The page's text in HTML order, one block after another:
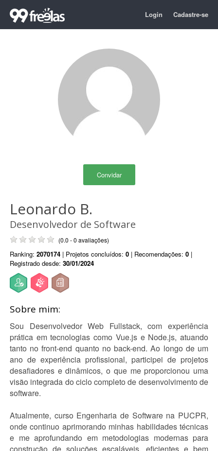
Login Cadastre-se
Convidar
Leonardo B.
Desenvolvedor de Software
(0.0 - 0 avaliações)
Ranking: 2070174 | Projetos concluídos: 0 | Recomendações: 0 |
Registrado desde: 30/01/2024
Sobre mim:
Sou Desenvolvedor Web Fullstack, com experiência
prática em tecnologias como Vue.js e Node.js, atuando
tanto no front-end quanto no back-end. Ao longo de um
ano de experiência profissional, participei de projetos
desafiadores e dinâmicos, o que me proporcionou uma
visão integrada do ciclo completo de desenvolvimento de
software.
Atualmente, curso Engenharia de Software na PUCPR,
onde continuo aprimorando minhas habilidades técnicas
e me aprofundando em metodologias modernas para